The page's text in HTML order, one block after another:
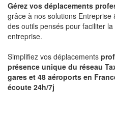
Gérez vos déplacements
grâce à nos solutions
des outils pensés pour faciliter
entreprise.
Simplifiez vos déplacements
présence unique du réseau
gares et 48 aéroports en
écoute 24h/7j